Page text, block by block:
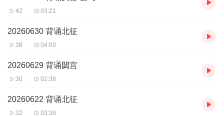
42 03:21
20260630 背诵北征
38 04:03
20260629 背诵閟宫
30 02:38
20260622 背诵北征
32 03:38